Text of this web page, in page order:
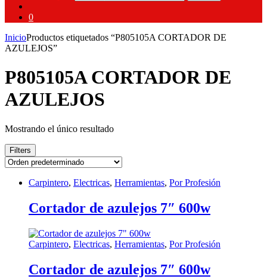
0
InicioProductos etiquetados “P805105A CORTADOR DE
AZULEJOS”
P805105A CORTADOR DE
AZULEJOS
Mostrando el único resultado
Filters
Carpintero, Electricas, Herramientas, Por Profesión
Cortador de azulejos 7″ 600w
Carpintero, Electricas, Herramientas, Por Profesión
Cortador de azulejos 7″ 600w